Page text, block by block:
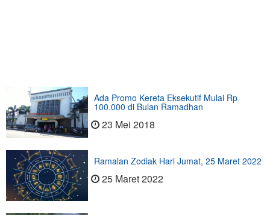
Ada Promo Kereta Eksekutif Mulai Rp
100.000 di Bulan Ramadhan
23 Mei 2018
Ramalan Zodiak Hari Jumat, 25 Maret 2022
25 Maret 2022